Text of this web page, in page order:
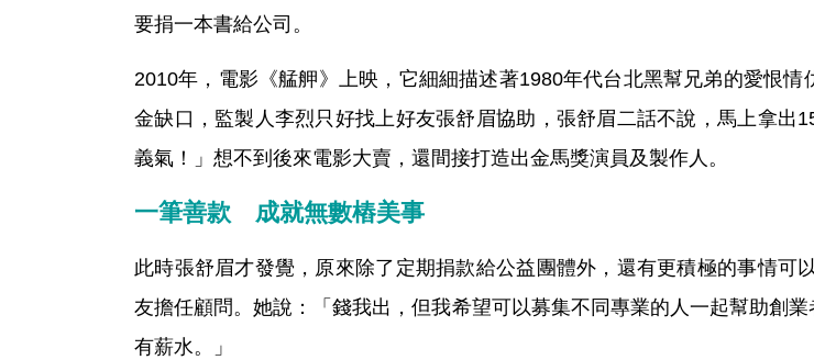
要捐一本書給公司。
2010年，電影《艋舺》上映，它細細描述著1980年代台北黑幫兄弟的愛恨
金缺口，監製人李烈只好找上好友張舒眉協助，張舒眉二話不說，馬上拿出
義氣！」想不到後來電影大賣，還間接打造出金馬獎演員及製作人。
一筆善款 成就無數樁美事
此時張舒眉才發覺，原來除了定期捐款給公益團體外，還有更積極的事情可
友擔任顧問。她說：「錢我出，但我希望可以募集不同專業的人一起幫助創
有薪水。」